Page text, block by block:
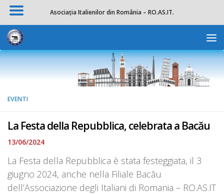
Apri la
Salta al contenuto
EVENTI
La Festa della Repubblica, celebrata a Bacău
13/06/2024
La Festa della Repubblica è stata festeggiata, il 3
giugno 2024, anche nella Filiale Bacău
dell’Associazione degli Italiani di Romania – RO.AS.IT
Asociația Italienilor din România – RO.AS.IT.